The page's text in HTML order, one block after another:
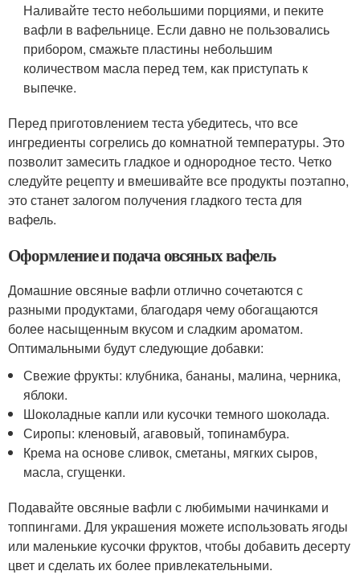
Наливайте тесто небольшими порциями, и пеките
вафли в вафельнице. Если давно не пользовались
прибором, смажьте пластины небольшим
количеством масла перед тем, как приступать к
выпечке.
Перед приготовлением теста убедитесь, что все
ингредиенты согрелись до комнатной температуры. Это
позволит замесить гладкое и однородное тесто. Четко
следуйте рецепту и вмешивайте все продукты поэтапно,
это станет залогом получения гладкого теста для
вафель.
Оформление и подача овсяных вафель
Домашние овсяные вафли отлично сочетаются с
разными продуктами, благодаря чему обогащаются
более насыщенным вкусом и сладким ароматом.
Оптимальными будут следующие добавки:
Свежие фрукты: клубника, бананы, малина, черника,
яблоки.
Шоколадные капли или кусочки темного шоколада.
Сиропы: кленовый, агавовый, топинамбура.
Крема на основе сливок, сметаны, мягких сыров,
масла, сгущенки.
Подавайте овсяные вафли с любимыми начинками и
топпингами. Для украшения можете использовать ягоды
или маленькие кусочки фруктов, чтобы добавить десерту
цвет и сделать их более привлекательными.